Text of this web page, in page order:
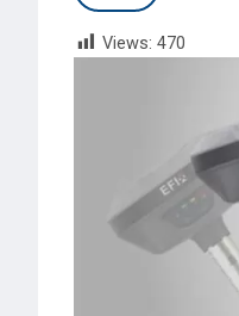
Views: 470